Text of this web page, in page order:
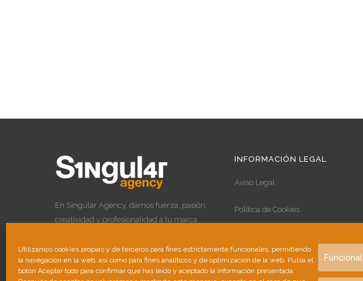
Utilizamos cookies propias y de terceros para fines estrictamente funcionales, permitiendo
la navegación en la web, así como para fines analíticos y de optimización de la web. Pulsa el
botón Aceptar todo para confirmar que has leído y aceptado la información presentada.
Funcional
En Singular Agency, damos fuerza, pasión,
creatividad y profesionalidad a tu marca
INFORMACIÓN LEGAL
Aviso Legal
Política de Cookies